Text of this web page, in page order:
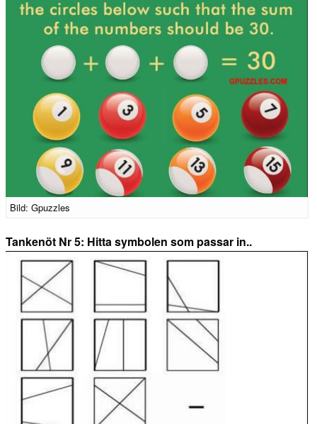
Bild: Gpuzzles
Tankenöt Nr 5: Hitta symbolen som passar in..